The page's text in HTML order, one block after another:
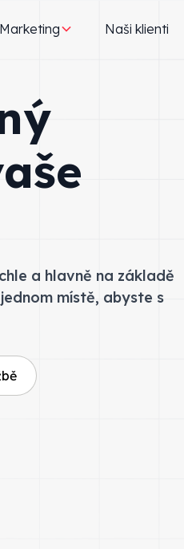
Marketing Naši klienti
a hlavně na základě
místě, abyste s